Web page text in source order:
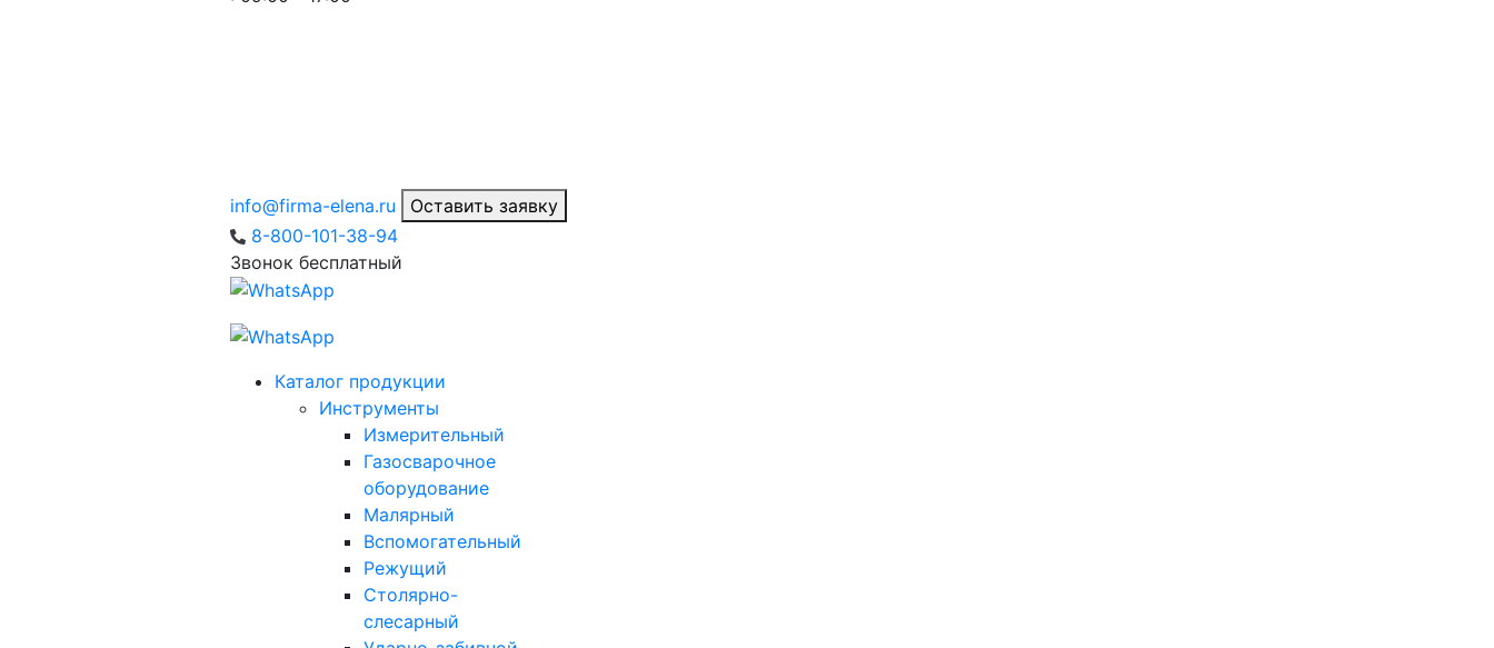
info@firma-elena.ru
Оставить заявку
8-800-101-38-94
Звонок бесплатный
Каталог продукции
Инструменты
Измерительный
Газосварочное
оборудование
Малярный
Вспомогательный
Режущий
Столярно-
слесарный